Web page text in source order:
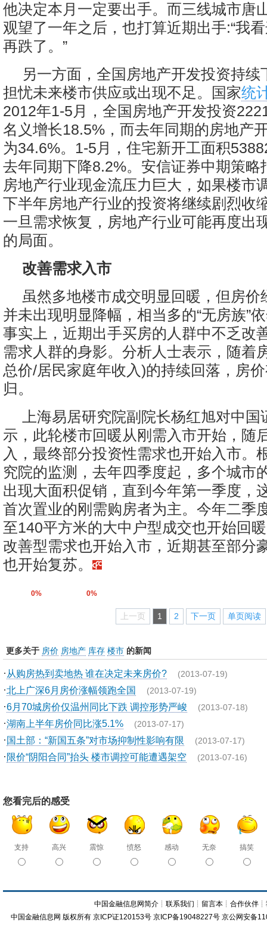
他决定本月一定要出手。而三线城市唐
观望了一年之后，也打算近期出手:“我
再跌了。”
另一方面，全国房地产开发投资持续
担忧未来楼市供应或出现不足。国家统
2012年1-5月，全国房地产开发投资
名义增长18.5%，而去年同期的房地产
为34.6%。1-5月，住宅新开工面积
去年同期下降8.2%。安信证券中期策略
房地产行业现金流压力巨大，如果楼市
下半年房地产行业的投资将继续剧烈收
一旦需求恢复，房地产行业可能再度出
的局面。
改善需求入市
虽然多地楼市成交明显回暖，但房价
并未出现明显降幅，相当多的“无房族”
事实上，近期出手买房的人群中不乏改
需求人群的身影。分析人士表示，随着
总价/居民家庭年收入)的持续回落，房
归。
上海易居研究院副院长杨红旭对中
示，此轮楼市回暖从刚需入市开始，随
入，最终部分投资性需求也开始入市。
究院的监测，去年四季度起，多个城市
出现大面积促销，直到今年第一季度，
首次置业的刚需购房者为主。今年二季
至140平方米的大中户型成交也开始回
改善型需求也开始入市，近期甚至部分
也开始复苏。
0% 0%
上一页 1 2 下一页 单页阅读
更多关于 房价 房地产 库存 楼市 的新闻
· 从购房热到卖地热 谁在决定未来房价? (2013-07-19)
·北上广深6月房价涨幅领跑全国 (2013-07-19)
·6月70城房价仅温州同比下跌 调控形势严峻 (2013-07-18)
·湖南上半年房价同比涨5.1% (2013-07-17)
·国土部：“新国五条”对市场抑制性影响有限 (2013-07-17)
·限价“阴阳合同”抬头 楼市调控可能遭遇架空 (2013-07-16)
您看完后的感受
支持 高兴 震惊 愤怒 感动 无奈 搞笑
中国金融信息网简介 ┊联系我们 ┊ 留言本 ┊合作伙伴 ┊
中国金融信息网 版权所有 京ICP证120153号 京ICP备19048227号 京公网安备